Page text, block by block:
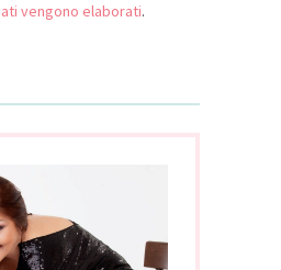
vengono elaborati.